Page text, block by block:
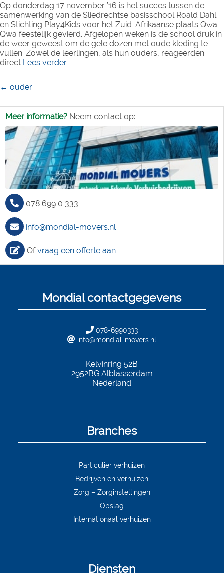
Op donderdag 17 november ’16 is het succes tussen de
samenwerking van de Sliedrechtse basisschool Roald Dahl
en Stichting Play4Kids voor het Zuid-Afrikaanse plaats Qwa
Qwa feestelijk gevierd. Afgelopen weken is de school druk in
de weer geweest om de gele dozen met oude kleding te
vullen. Zowel de leerlingen, als hun ouders, reageerden
direct Lees verder
← ouder
Meer informatie? Neem contact op:
078 699 0 333
info@mondial-movers.nl
Ofvraag een offerte aan
Mondial contactgegevens
078-6990333
info@mondial-movers.nl
Kelvinring 52B
2952BGAlblasserdam
Nederland
Branches
Particulier verhuizen
Bedrijven en verhuizen
Zorg – Zorginstellingen
Opslag
Internationaal verhuizen
Diensten